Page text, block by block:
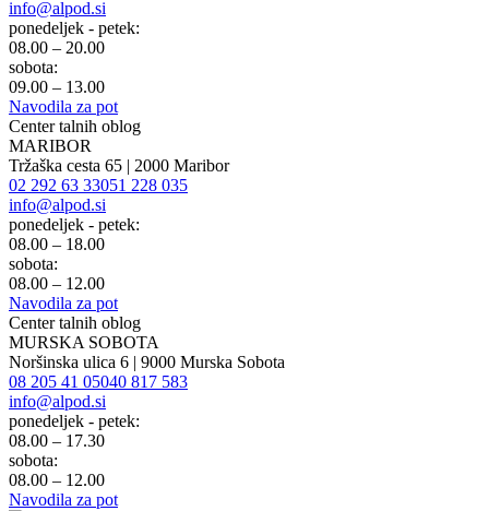
info@alpod.si
ponedeljek - petek:
08.00 – 20.00
sobota:
09.00 – 13.00
Navodila za pot
Center talnih oblog
MARIBOR
Tržaška cesta 65 | 2000 Maribor
02 292 63 33051 228 035
info@alpod.si
ponedeljek - petek:
08.00 – 18.00
sobota:
08.00 – 12.00
Navodila za pot
Center talnih oblog
MURSKA SOBOTA
Noršinska ulica 6 | 9000 Murska Sobota
08 205 41 05040 817 583
info@alpod.si
ponedeljek - petek:
08.00 – 17.30
sobota:
08.00 – 12.00
Navodila za pot